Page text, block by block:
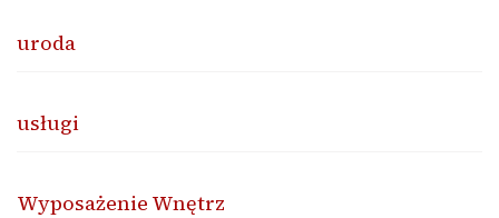
uroda
usługi
Wyposażenie Wnętrz